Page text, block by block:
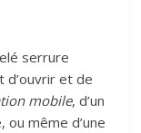
serrure
d’ouvrir et de
mobile, d’un
ou même d’une